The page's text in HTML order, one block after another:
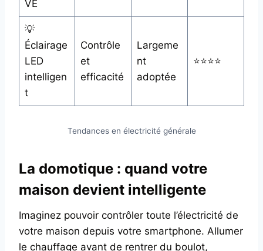
VE
💡
Éclairage
LED
intelligen
t
Contrôle
et
efficacité
Largeme
nt
adoptée
⭐⭐⭐⭐
Tendances en électricité générale
La domotique : quand votre
maison devient intelligente
Imaginez pouvoir contrôler toute l’électricité de
votre maison depuis votre smartphone. Allumer
le chauffage avant de rentrer du boulot,